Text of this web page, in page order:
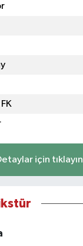
için tıklayın